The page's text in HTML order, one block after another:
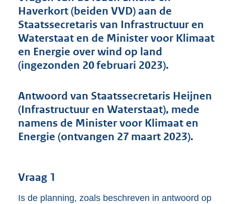
d
s
g
r
o
t
:
4
b
Haverkort (beiden VVD) aan de
Staatssecretaris van Infrastructuur en
Waterstaat en de Minister voor Klimaat
en Energie over wind op land
(ingezonden 20 februari 2023).
Antwoord van Staatssecretaris Heijnen
(Infrastructuur en Waterstaat), mede
namens de Minister voor Klimaat en
Energie (ontvangen 27 maart 2023).
Vraag 1
Is de planning, zoals beschreven in antwoord op